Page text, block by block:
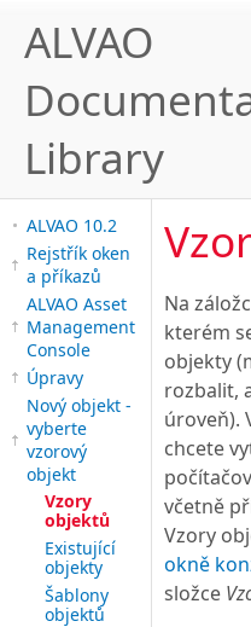
ALVAO
Library
ALVAO 10.2
Rejstřík oken
a příkazů
ALVAO Asset
Management
Console
Úpravy
Nový objekt -
vyberte
vzorový
objekt
Vzory
objektů
Existující
objekty
Šablony
objektů
Na
kterém
objekty
rozbalit,
úroveň).
chcete
včetně
Vzory
okně
složce